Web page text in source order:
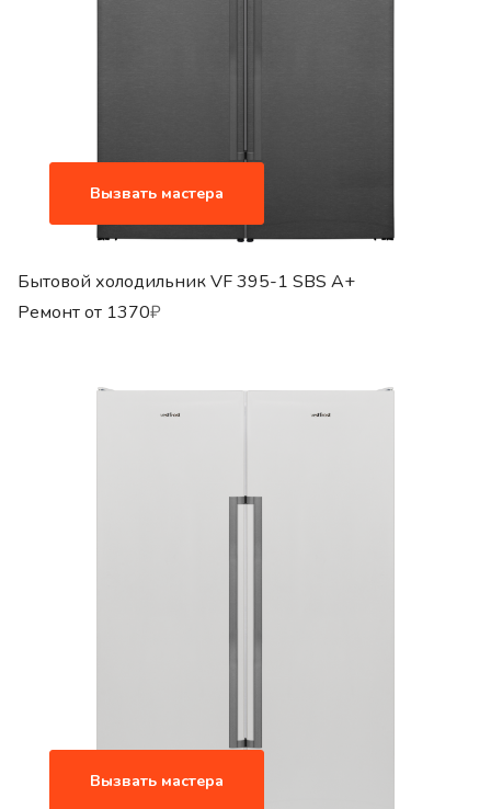
Вызвать мастера
Бытовой холодильник VF 395-1 SBS A+
Ремонт от 1370₽
Вызвать мастера